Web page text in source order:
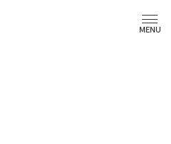
MENU